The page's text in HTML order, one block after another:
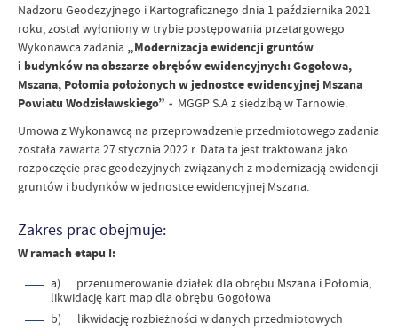
Nadzoru Geodezyjnego i Kartograficznego dnia 1 października 2021
roku, został wyłoniony w trybie postępowania przetargowego
Wykonawca zadania „Modernizacja ewidencji gruntów
i budynków na obszarze obrębów ewidencyjnych: Gogołowa,
Mszana, Połomia położonych w jednostce ewidencyjnej Mszana
Powiatu Wodzisławskiego” - MGGP S.A z siedzibą w Tarnowie.
Umowa z Wykonawcą na przeprowadzenie przedmiotowego zadania
została zawarta 27 stycznia 2022 r. Data ta jest traktowana jako
rozpoczęcie prac geodezyjnych związanych z modernizacją ewidencji
gruntów i budynków w jednostce ewidencyjnej Mszana.
Zakres prac obejmuje:
W ramach etapu I:
a) przenumerowanie działek dla obrębu Mszana i Połomia,
likwidację kart map dla obrębu Gogołowa
b) likwidację rozbieżności w danych przedmiotowych